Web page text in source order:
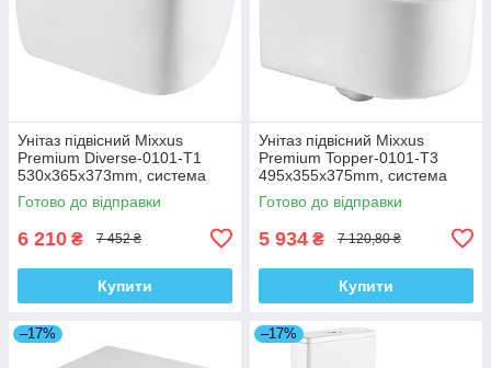
Унітаз підвісний Mixxus
Premium Diverse-0101-T1
530x365x373mm, система
змиву Tornado 1.0 (MP6477)
Готово до відправки
6 210 ₴ 7 452 ₴
Купити
Унітаз підвісний Mixxus
Premium Topper-0101-T3
495x355x375mm, система
змиву Tornado 1.0 (MP6476)
Готово до відправки
5 934 ₴ 7 120,80 ₴
Купити
–17% –17%